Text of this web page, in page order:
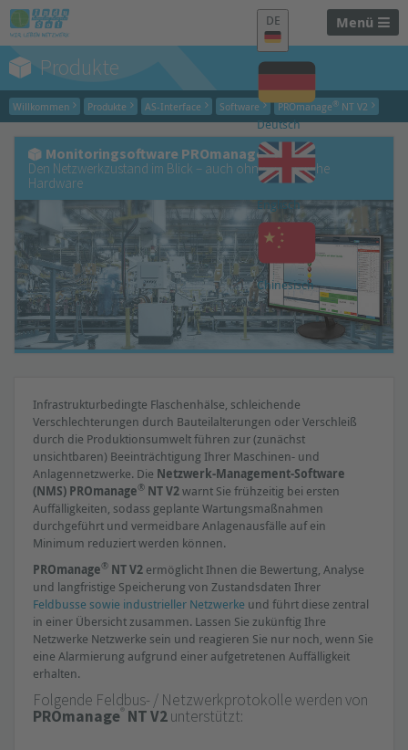
Menü
DE
Deutsch
Englisch
Chinesisch
Produkte
Willkommen Produkte AS-Interface Software PROmanage® NT V2
Monitoringsoftware PROmanage® NT
Den Netzwerkzustand im Blick – auch ohne zusätzliche
Hardware
Infrastrukturbedingte Flaschenhälse, schleichende
Verschlechterungen durch Bauteilalterungen oder Verschleiß
durch die Produktionsumwelt führen zur (zunächst
unsichtbaren) Beeinträchtigung Ihrer Maschinen- und
Anlagennetzwerke. Die Netzwerk-Management-Software
(NMS) PROmanage® NT V2warnt Sie frühzeitig bei ersten
Auffälligkeiten, sodass geplante Wartungsmaßnahmen
durchgeführt und vermeidbare Anlagenausfälle auf ein
Minimum reduziert werden können.
PROmanage® NT V2 ermöglicht Ihnen die Bewertung, Analyse
und langfristige Speicherung von Zustandsdaten Ihrer
Feldbusse sowie industrieller Netzwerke und führt diese zentral
in einer Übersicht zusammen. Lassen Sie zukünftig Ihre
Netzwerke Netzwerke sein und reagieren Sie nur noch, wenn Sie
eine Alarmierung aufgrund einer aufgetretenen Auffälligkeit
erhalten.
Folgende Feldbus- / Netzwerkprotokolle werden von
PROmanage® NT V2unterstützt: